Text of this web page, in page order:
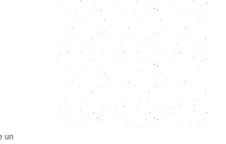
un
La increíble receta del
Cosmopolitan, el cóctel con más
glamour
12 recetas fáciles de tragos con
vodka para disfrutar
Martini Dry o Seco: un cocktail de
película